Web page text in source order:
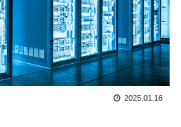
2025.01.16